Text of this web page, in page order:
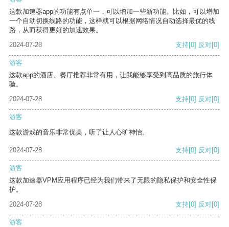
这款加速器app的功能有点单一，可以增加一些新功能。比如，可以增加
一个自动切换线路的功能，这样就可以根据网络情况自动选择最优的线
路，从而获得更好的加速效果。
2024-07-28
支持[0] 反对[0]
游客
这款app的酒店、餐厅推荐非常有用，让我能够享受到高品质的旅行体
验。
2024-07-28
支持[0] 反对[0]
游客
这款游戏的音乐非常优美，听了让人心旷神怡。
2024-07-28 支持[0] 反对[0]
游客
这款加速器VPM应用程序已经为我们带来了无限的隐私保护和安全性保
护。
2024-07-28
支持[0] 反对[0]
游客